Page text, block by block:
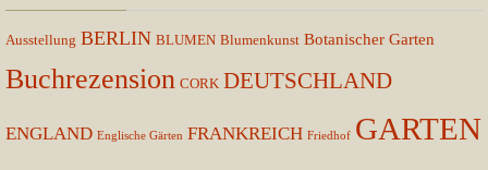
Ausstellung BERLIN BLUMEN Blumenkunst Botanischer Garten
Buchrezension CORK DEUTSCHLAND
ENGLAND Englische Gärten FRANKREICH Friedhof GARTEN